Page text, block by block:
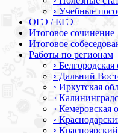
◦ Учебные
ОГЭ / ЕГЭ
Итоговое сочинение
Итоговое
Работы по регионам
◦ Белгородская
◦ Дальний
◦ Иркутская
◦
◦ Кемеровская
◦
◦